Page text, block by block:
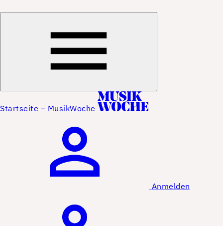
Startseite – MusikWoche
Anmelden